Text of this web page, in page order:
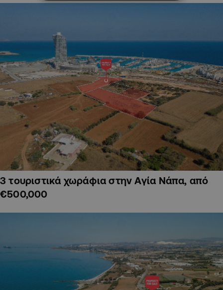
3 τουριστικά χωράφια στην Αγία Νάπα, από
€500,000